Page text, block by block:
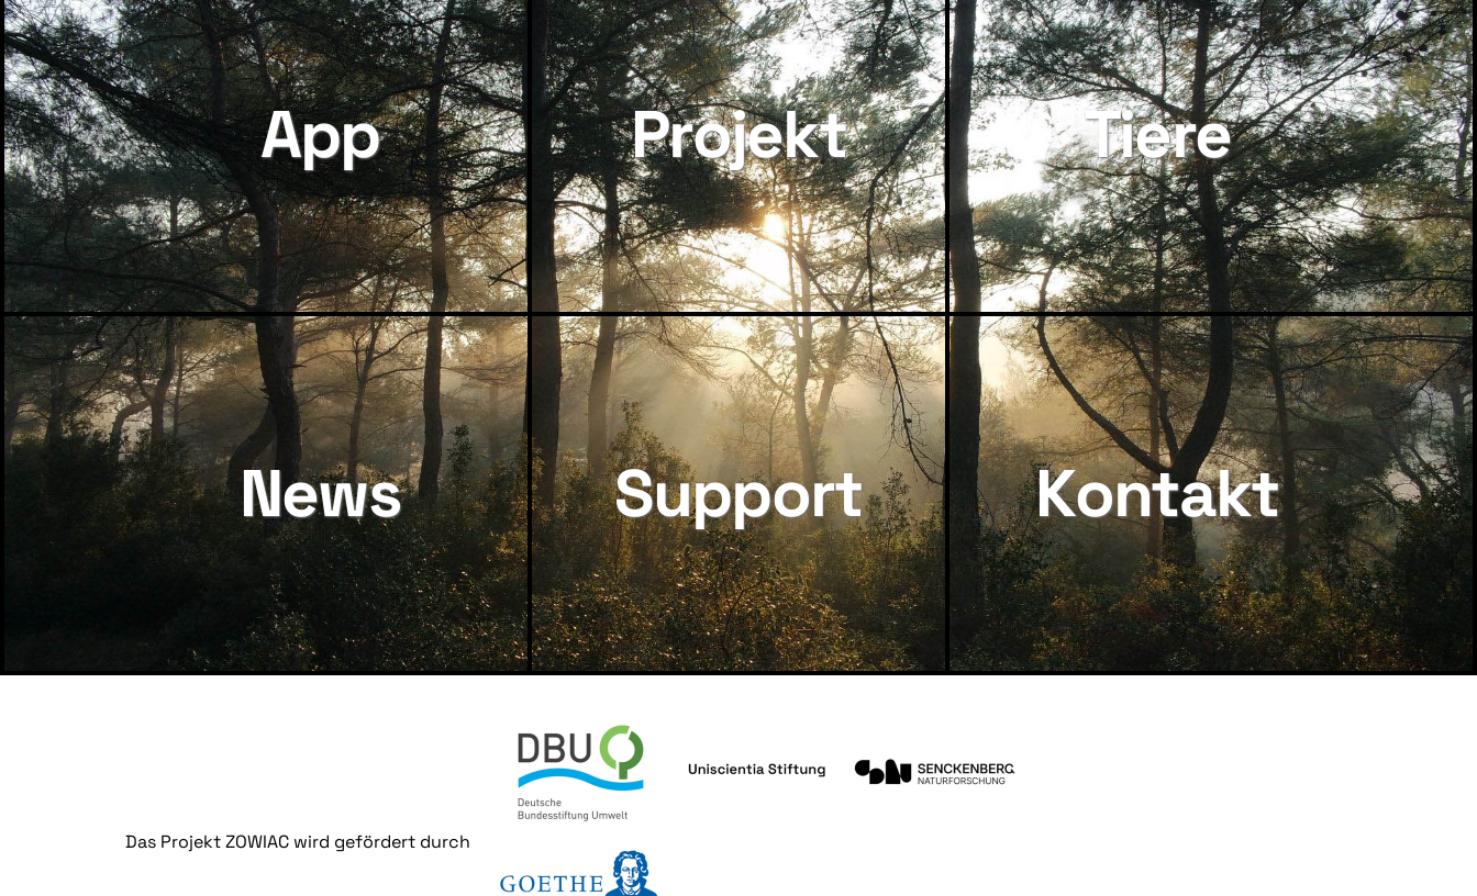
App Projekt Tiere
News Support Kontakt
Das Projekt ZOWIAC wird gefördert durch